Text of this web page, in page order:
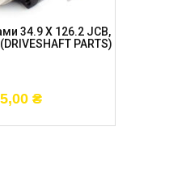
34.9 X 126.2 JCB,
PARTS)
₴